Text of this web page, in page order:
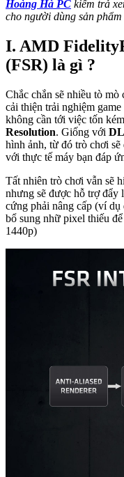
Hoàng Hà PC kiếm trả
cho người dùng sản
I. AMD
(FSR) là gì ?
Chắc chắn sẽ nhiều tò
cải thiện trải nghiệm
không cần tới việc tốn
Resolution. Giống với
hình ảnh, từ đó trò chơi
với thực tế máy bạn đáp
Tất nhiên trò chơi vẫn sẽ
nhưng sẽ được hỗ trợ đẩy
cứng phải nâng cấp (ví dụ
bổ sung nhữ pixel thiếu
1440p)